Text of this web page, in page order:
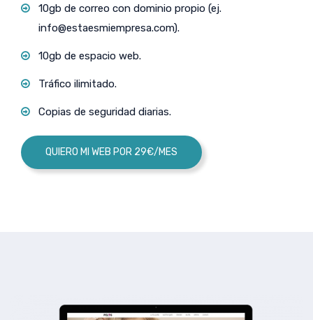
10gb de correo con dominio propio (ej.
info@estaesmiempresa.com).
10gb de espacio web.
Tráfico ilimitado.
Copias de seguridad diarias.
QUIERO MI WEB POR 29€/MES